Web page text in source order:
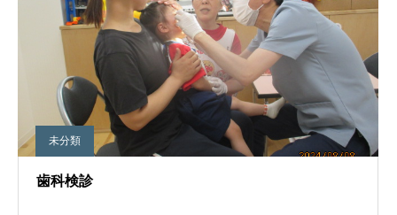
未分類
歯科検診